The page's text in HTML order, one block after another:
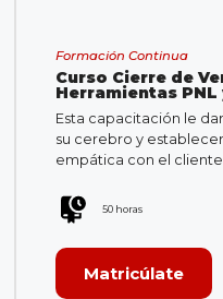
Formación Continua
Curso Cierre de
Herramientas
Esta capacitación le
su cerebro y
empática con el
50 horas
Matricúlate